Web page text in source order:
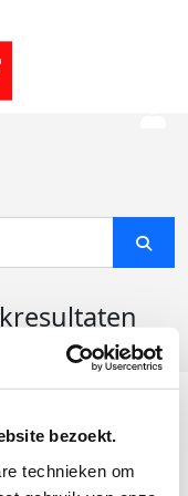
bezoekt.
technieken om